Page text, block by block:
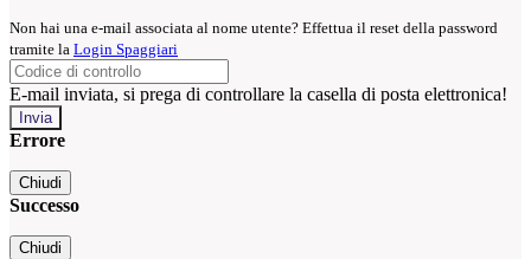
Non hai una e-mail associata al nome utente? Effettua il reset della password
tramite la Login Spaggiari
E-mail inviata, si prega di controllare la casella di posta elettronica!
Errore
Chiudi
Successo
Chiudi